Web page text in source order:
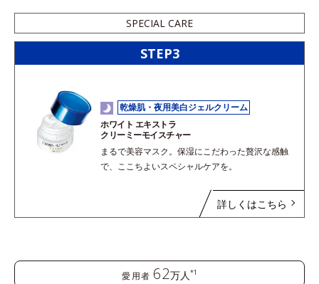
SPECIAL CARE
STEP3
乾燥肌・夜用美白ジェルクリーム
ホワイト エキストラ
クリーミーモイスチャー
まるで美容マスク。保湿にこだわった贅沢な感触
で、ここちよいスペシャルケアを。
詳しくはこちら
愛用者 62万人 *1